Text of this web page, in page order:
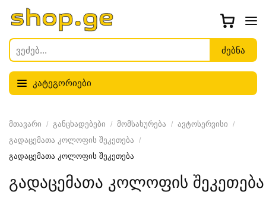
კატეგორიები
მთავარი განცხადებები მომსახურება
ავტოსერვისი
გადაცემათა კოლოფის შეკეთება
გადაცემათა კოლოფის შეკეთება
გადაცემათა კოლოფის შეკეთება